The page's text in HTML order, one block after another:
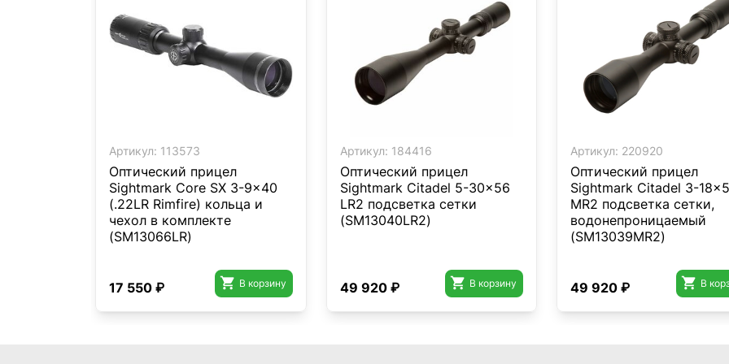
Артикул: 113573
Оптический прицел
Sightmark Core SX 3-9x40
(.22LR Rimfire) кольца и
чехол в комплекте
(SM13066LR)
17 550 ₽  В корзину
Артикул: 184416
Оптический прицел
Sightmark Citadel 5-30x56
LR2 подсветка сетки
(SM13040LR2)
49 920 ₽  В корзину
Артикул: 220920
Оптический прицел
Sightmark Citadel 3-
MR2 подсветка сетки,
водонепроницаемый
(SM13039MR2)
49 920 ₽  В